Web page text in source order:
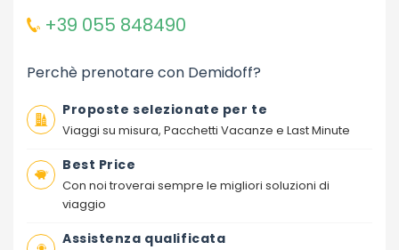
+39 055 848490
Perchè prenotare con Demidoff?
Proposte selezionate per te
Viaggi su misura, Pacchetti Vacanze e Last Minute
Best Price
Con noi troverai sempre le migliori soluzioni di
viaggio
Assistenza qualificata